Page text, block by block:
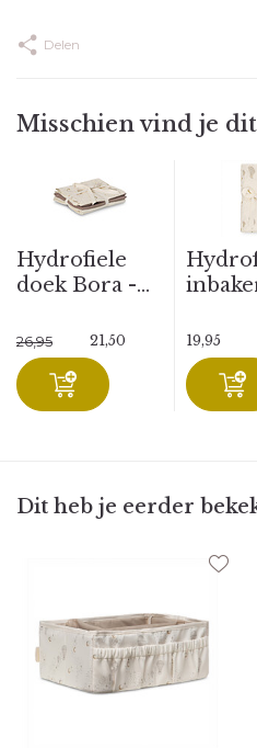
Delen
Misschien vind je
Hydrofiele
doek Bora -...
26,95 21,50 19,95
Dit heb je eerder